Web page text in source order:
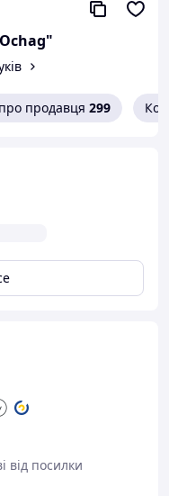
на
продавця 299
від посилки